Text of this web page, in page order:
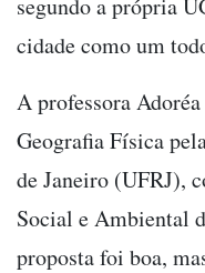
segundo a própria
cidade como um
A professora
Geografia Física
de Janeiro (UFRJ),
Social e Ambiental
proposta foi boa,